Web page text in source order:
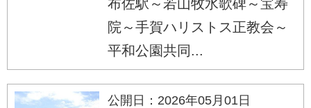
布佐駅～若山牧水歌碑～宝寿
院～手賀ハリストス正教会～
平和公園共同...
公開日：2026年05月01日